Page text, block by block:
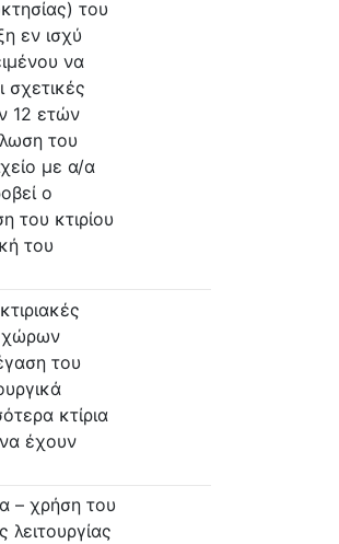
του
εν ισχύ
να
12 ετών
του
με α/α
ο
του κτιρίου
του
χώρων
του
κτίρια
να έχουν
– χρήση του
λειτουργίας